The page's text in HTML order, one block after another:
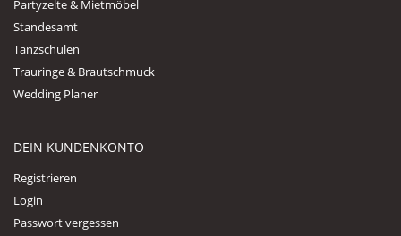
Partyzelte & Mietmöbel
Standesamt
Tanzschulen
Trauringe & Brautschmuck
Wedding Planer
DEIN KUNDENKONTO
Registrieren
Login
Passwort vergessen